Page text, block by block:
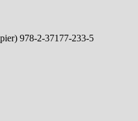
978-2-37177-233-5